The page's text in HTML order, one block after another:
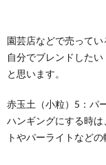
園芸店などで売ってい
自分でブレンドした
と思います。
赤玉土（小粒）5：パ
ハンギングにする時
トやパーライトなど